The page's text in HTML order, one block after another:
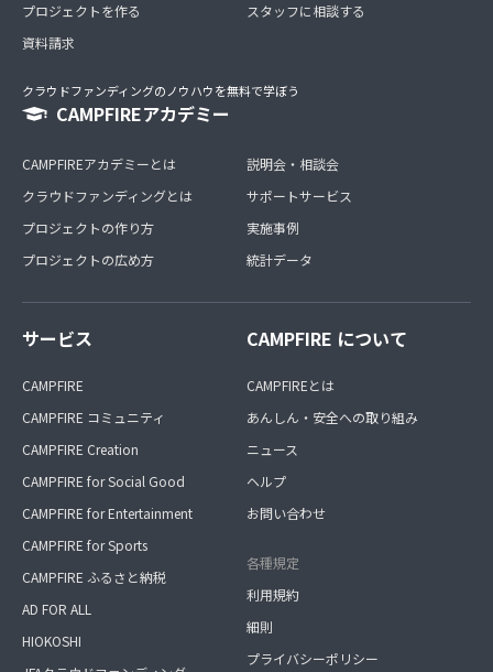
プロジェクトを作る
資料請求
スタッフに相談する
クラウドファンディングのノウハウを無料で学ぼう
CAMPFIREアカデミー
CAMPFIREアカデミーとは
クラウドファンディングとは
プロジェクトの作り方
プロジェクトの広め方
説明会・相談会
サポートサービス
実施事例
統計データ
サービス
CAMPFIRE
CAMPFIRE コミュニティ
CAMPFIRE Creation
CAMPFIRE for Social Good
CAMPFIRE for Entertainment
CAMPFIRE for Sports
CAMPFIRE ふるさと納税
AD FOR ALL
HIOKOSHI
CAMPFIRE について
CAMPFIREとは
あんしん・安全への取り組み
ニュース
ヘルプ
お問い合わせ
各種規定
利用規約
細則
プライバシーポリシー